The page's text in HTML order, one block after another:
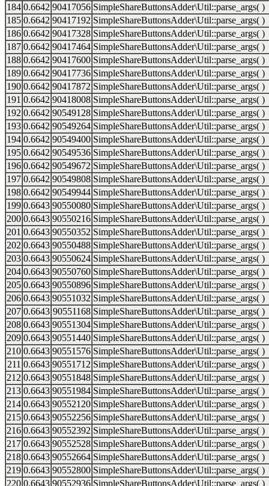
184 0.6642 90417056 SimpleShareButtonsAdder\Util::parse_args( )
185 0.6642 90417192 SimpleShareButtonsAdder\Util::parse_args( )
186 0.6642 90417328 SimpleShareButtonsAdder\Util::parse_args( )
187 0.6642 90417464 SimpleShareButtonsAdder\Util::parse_args( )
188 0.6642 90417600 SimpleShareButtonsAdder\Util::parse_args( )
189 0.6642 90417736 SimpleShareButtonsAdder\Util::parse_args( )
190 0.6642 90417872 SimpleShareButtonsAdder\Util::parse_args( )
191 0.6642 90418008 SimpleShareButtonsAdder\Util::parse_args( )
192 0.6642 90549128 SimpleShareButtonsAdder\Util::parse_args( )
193 0.6642 90549264 SimpleShareButtonsAdder\Util::parse_args( )
194 0.6642 90549400 SimpleShareButtonsAdder\Util::parse_args( )
195 0.6642 90549536 SimpleShareButtonsAdder\Util::parse_args( )
196 0.6642 90549672 SimpleShareButtonsAdder\Util::parse_args( )
197 0.6642 90549808 SimpleShareButtonsAdder\Util::parse_args( )
198 0.6642 90549944 SimpleShareButtonsAdder\Util::parse_args( )
199 0.6643 90550080 SimpleShareButtonsAdder\Util::parse_args( )
200 0.6643 90550216 SimpleShareButtonsAdder\Util::parse_args( )
201 0.6643 90550352 SimpleShareButtonsAdder\Util::parse_args( )
202 0.6643 90550488 SimpleShareButtonsAdder\Util::parse_args( )
203 0.6643 90550624 SimpleShareButtonsAdder\Util::parse_args( )
204 0.6643 90550760 SimpleShareButtonsAdder\Util::parse_args( )
205 0.6643 90550896 SimpleShareButtonsAdder\Util::parse_args( )
206 0.6643 90551032 SimpleShareButtonsAdder\Util::parse_args( )
207 0.6643 90551168 SimpleShareButtonsAdder\Util::parse_args( )
208 0.6643 90551304 SimpleShareButtonsAdder\Util::parse_args( )
209 0.6643 90551440 SimpleShareButtonsAdder\Util::parse_args( )
210 0.6643 90551576 SimpleShareButtonsAdder\Util::parse_args( )
211 0.6643 90551712 SimpleShareButtonsAdder\Util::parse_args( )
212 0.6643 90551848 SimpleShareButtonsAdder\Util::parse_args( )
213 0.6643 90551984 SimpleShareButtonsAdder\Util::parse_args( )
214 0.6643 90552120 SimpleShareButtonsAdder\Util::parse_args( )
215 0.6643 90552256 SimpleShareButtonsAdder\Util::parse_args( )
216 0.6643 90552392 SimpleShareButtonsAdder\Util::parse_args( )
217 0.6643 90552528 SimpleShareButtonsAdder\Util::parse_args( )
218 0.6643 90552664 SimpleShareButtonsAdder\Util::parse_args( )
219 0.6643 90552800 SimpleShareButtonsAdder\Util::parse_args( )
220 0.6643 90552936 SimpleShareButtonsAdder\Util::parse_args( )